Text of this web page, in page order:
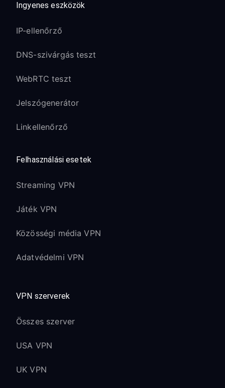
Ingyenes eszközök
IP-ellenőrző
DNS-szivárgás teszt
WebRTC teszt
Jelszógenerátor
Linkellenőrző
Felhasználási esetek
Streaming VPN
Játék VPN
Közösségi média VPN
Adatvédelmi VPN
VPN szerverek
Összes szerver
USA VPN
UK VPN